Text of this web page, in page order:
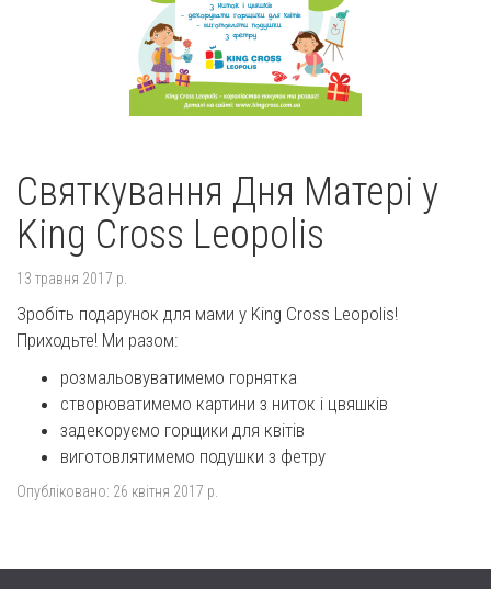
Святкування Дня Матері у
King Cross Leopolis
13 травня 2017 р.
Зробіть подарунок для мами у King Cross Leopolis!
Приходьте! Ми разом:
розмальовуватимемо горнятка
створюватимемо картини з ниток і цвяшків
задекоруємо горщики для квітів
виготовлятимемо подушки з фетру
Опубліковано: 26 квітня 2017 р.